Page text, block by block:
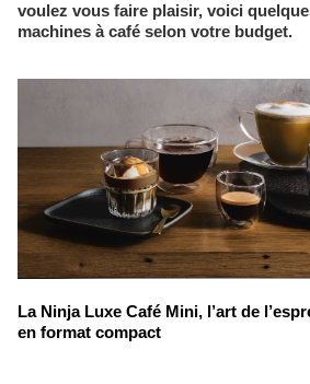
voulez vous faire plaisir, voici
machines à café selon votre budget.
La Ninja Luxe Café Mini, l’art de l’espresso et du café filtre
en format compact